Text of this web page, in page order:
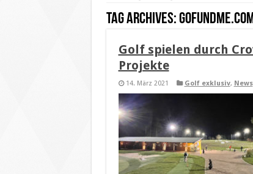
Tag Archives:
Golf spielen durch
Projekte
14. März 2021 Golf exklusiv, News